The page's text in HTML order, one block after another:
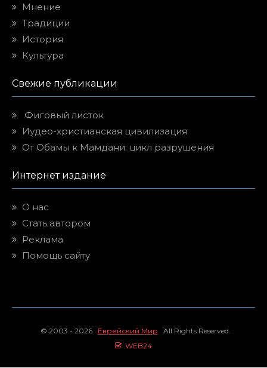
Мнение
Традиции
История
Культура
Свежие публикации
Фиговый листок
Иудео-христианская цивилизация
От Обамы к Мамдани: цикл разрушения
Интернет издание
О нас
Стать автором
Реклама
Помощь сайту
© 2003 - 2026 Еврейский Мир All Rights Reserved.
WEB24